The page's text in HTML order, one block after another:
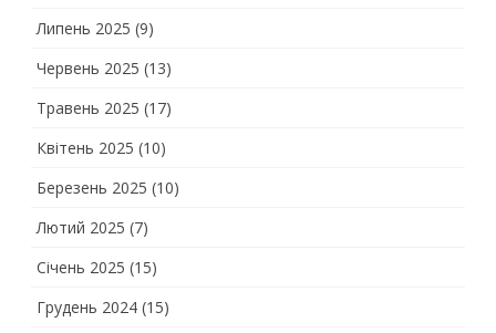
Липень 2025 (9)
Червень 2025 (13)
Травень 2025 (17)
Квітень 2025 (10)
Березень 2025 (10)
Лютий 2025 (7)
Січень 2025 (15)
Грудень 2024 (15)